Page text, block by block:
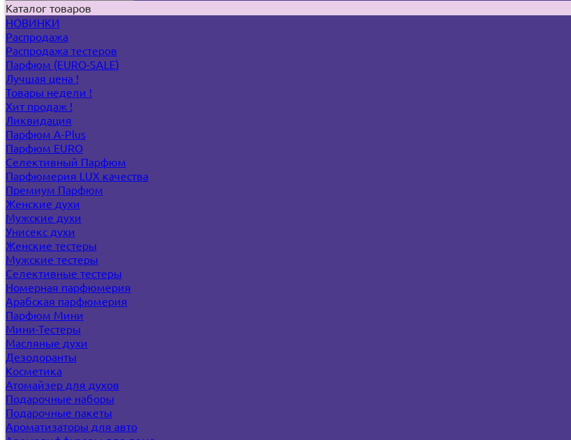
Каталог товаров
НОВИНКИ
Распродажа
Распродажа тестеров
Парфюм (EURO-SALE)
Лучшая цена !
Товары недели !
Хит продаж !
Ликвидация
Парфюм A-Plus
Парфюм EURO
Селективный Парфюм
Парфюмерия LUX качества
Премиум Парфюм
Женские духи
Мужские духи
Унисекс духи
Женские тестеры
Мужские тестеры
Селективные тестеры
Номерная парфюмерия
Арабская парфюмерия
Парфюм Мини
Мини-Тестеры
Масляные духи
Дезодоранты
Косметика
Атомайзер для духов
Подарочные наборы
Подарочные пакеты
Ароматизаторы для авто